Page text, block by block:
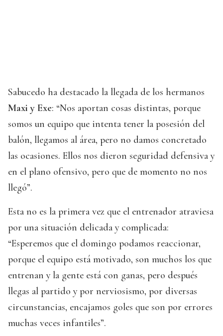
Sabucedo ha destacado la llegada de los hermanos
Maxi y Exe: “Nos aportan cosas distintas, porque
somos un equipo que intenta tener la posesión del
balón, llegamos al área, pero no damos concretado
las ocasiones. Ellos nos dieron seguridad defensiva y
en el plano ofensivo, pero que de momento no nos
llegó”.
Esta no es la primera vez que el entrenador atraviesa
por una situación delicada y complicada:
“Esperemos que el domingo podamos reaccionar,
porque el equipo está motivado, son muchos los que
entrenan y la gente está con ganas, pero después
llegas al partido y por nerviosismo, por diversas
circunstancias, encajamos goles que son por errores
muchas veces infantiles”.